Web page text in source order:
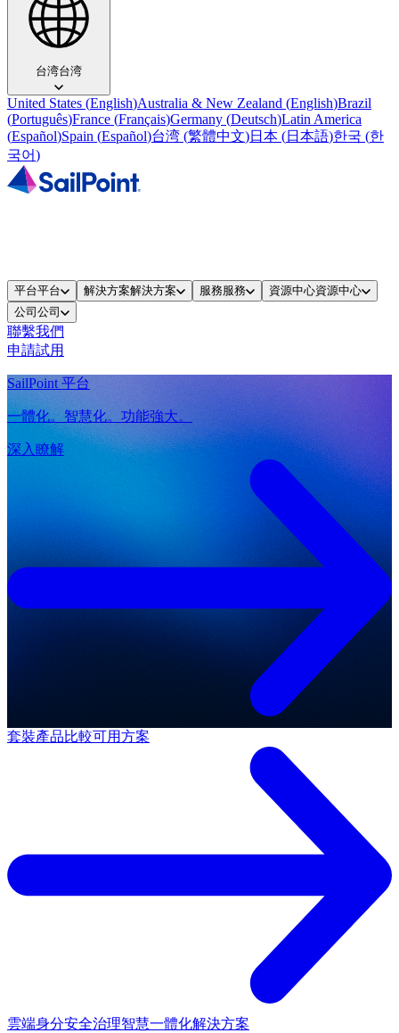
台湾台湾
United States (English)Australia & New Zealand (English)Brazil
(Português)France (Français)Germany (Deutsch)Latin America
(Español)Spain (Español)台湾 (繁體中文)日本 (日本語)한국 (한
국어)
平台平台 解決方案解決方案 服務服務 資源中心資源中心
公司 公司
聯繫我們
申請試用
SailPoint 平台
一體化。智慧化。功能強大。
深入瞭解
套裝產品比較可用方案
雲端身分安全治理智慧一體化解決方案